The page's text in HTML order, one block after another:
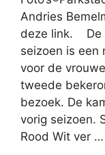
Andries
deze link. De
seizoen is een
voor de
tweede
bezoek. De
vorig seizoen.
Rood Wit ver …